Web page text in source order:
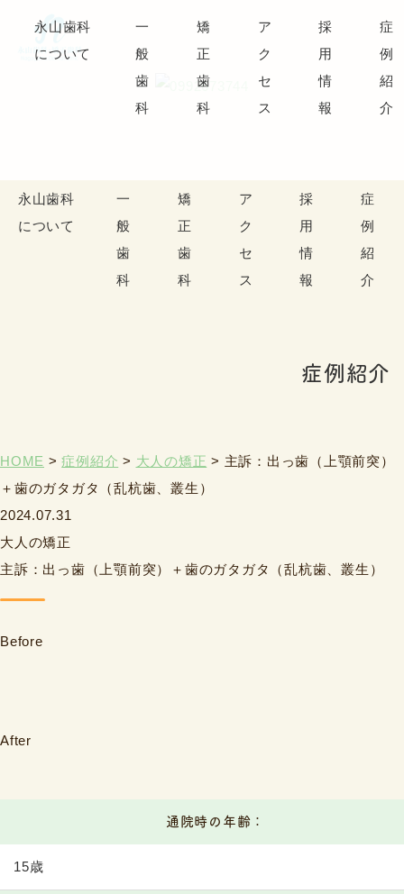
永山歯科
について
一
般
歯
科
矯
正
歯
科
ア
ク
セ
ス
採
用
情
報
症
例
紹
介
永山歯科
について
一
般
歯
科
矯
正
歯
科
ア
ク
セ
ス
採
用
情
報
症
例
紹
介
症例紹介
HOME >症例紹介 > 大人の矯正 > 主訴：出っ歯（上顎前突）
＋歯のガタガタ（乱杭歯、叢生）
2024.07.31
大人の矯正
主訴：出っ歯（上顎前突）＋歯のガタガタ（乱杭歯、叢生）
Before
After
通院時の年齢：
15歳